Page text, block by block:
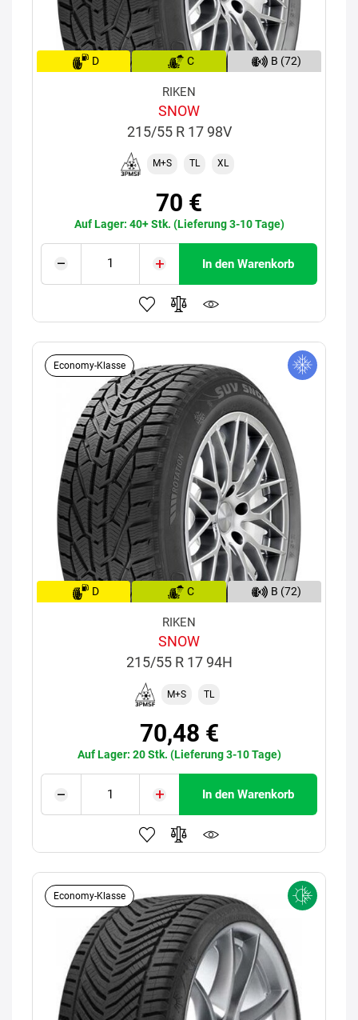
D C B (72)
RIKEN
SNOW
215/55 R 17 98V
M+S TL XL
70 €
Auf Lager: 40+ Stk. (Lieferung 3-10 Tage)
In den Warenkorb
Economy-Klasse
D C B (72)
RIKEN
SNOW
215/55 R 17 94H
M+S TL
70,48 €
Auf Lager: 20 Stk. (Lieferung 3-10 Tage)
In den Warenkorb
Economy-Klasse